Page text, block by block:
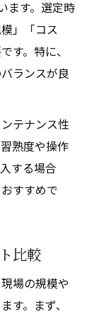
ます。選定時
」「コス
す。特に、
ランスが良
テナンス性
熟度や操作
する場合
すすめで
比較
場の規模や
す。まず、